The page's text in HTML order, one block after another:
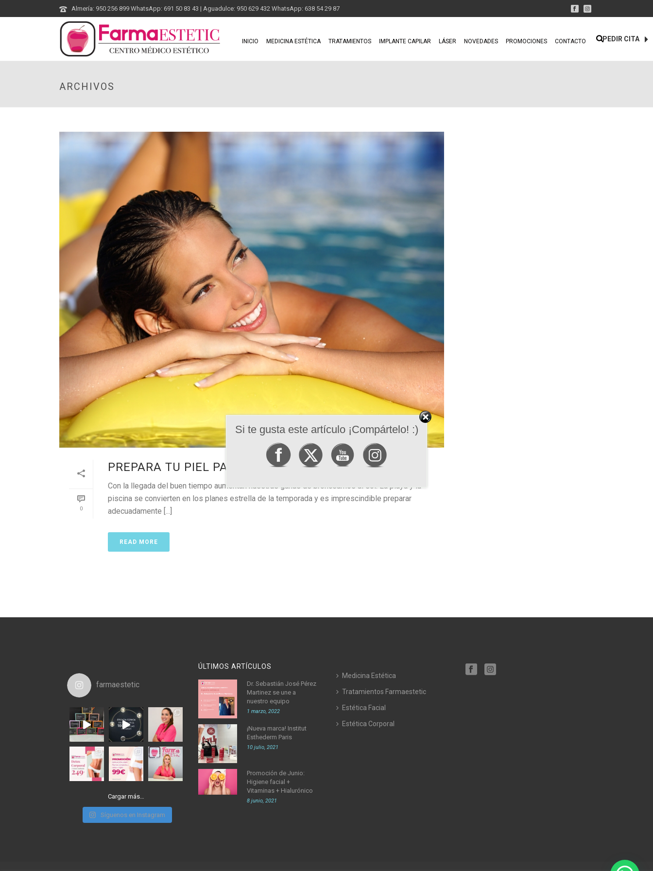
Almería: 950 256 899 WhatsApp: 691 50 83 43 | Aguadulce: 950 629 432 WhatsApp: 638 54 29 87
INICIO MEDICINA ESTÉTICA TRATAMIENTOS IMPLANTE CAPILAR LÁSER NOVEDADES PROMOCIONES CONTACTO PEDIR CITA
ARCHIVOS
0
PREPARA TU PIEL PARA EL VERANO
Con la llegada del buen tiempo aumentan nuestras ganas de broncearnos al sol. La playa y la
piscina se convierten en los planes estrella de la temporada y es imprescindible preparar
adecuadamente [...]
READ MORE
farmaestetic
Cargar más…
Síguenos en Instagram
ÚLTIMOS ARTÍCULOS
Dr. Sebastián José Pérez
Martinez se une a
nuestro equipo
1 marzo, 2022
¡Nueva marca! Institut
Esthederm Paris
10 julio, 2021
Promoción de Junio:
Higiene facial +
Vitaminas + Hialurónico
8 junio, 2021
Medicina Estética
Tratamientos Farmaestetic
Estética Facial
Estética Corporal
Si te gusta este artículo ¡Compártelo! :)